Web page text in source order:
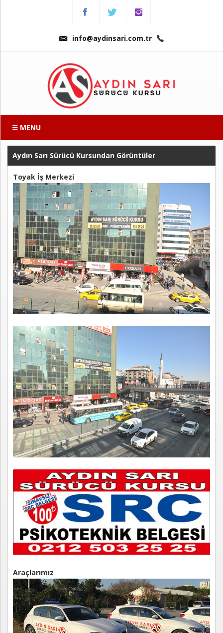
info@aydinsari.com.tr
MENU
Aydın Sarı Sürücü Kursundan Görüntüler
Toyak İş Merkezi
Araçlarımız
Fiyatlarımız
Kursumuzdan
Ders
Videoları
Sınav
Soruları
Online
Kayıt
İletişim